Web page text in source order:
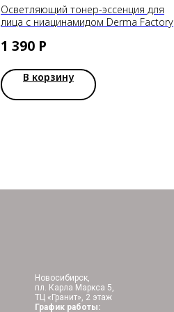
Осветляющий тонер-эссенция для
лица с ниацинамидом Derma Factory
1 390 Р
В корзину
Новосибирск,
пл. Карла Маркса 5,
ТЦ «Гранит», 2 этаж
График работы: